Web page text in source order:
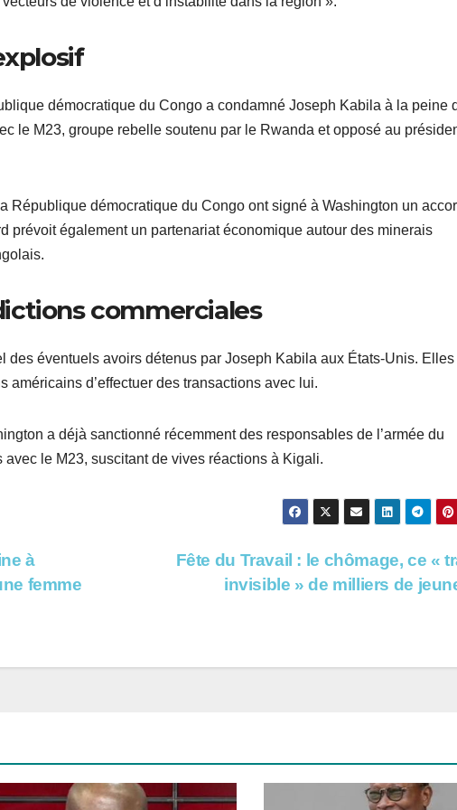
démocratique du Congo a condamné Joseph Kabila à la peine
le M23, groupe rebelle soutenu par le Rwanda et opposé au
République démocratique du Congo ont signé à Washington un
prévoit également un partenariat économique autour des minerais
commerciales
des éventuels avoirs détenus par Joseph Kabila aux États-Unis. Elles
américains d’effectuer des transactions avec lui.
a déjà sanctionné récemment des responsables de l’armée du
le M23, suscitant de vives réactions à Kigali.
Fête du Travail : le chômage, ce «
invisible » de milliers de
à
femme